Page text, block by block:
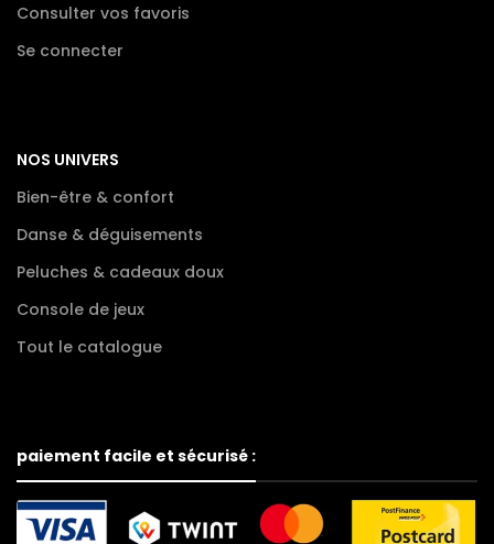
Consulter vos favoris
Se connecter
NOS UNIVERS
Bien-être & confort
Danse & déguisements
Peluches & cadeaux doux
Console de jeux
Tout le catalogue
paiement facile et sécurisé :